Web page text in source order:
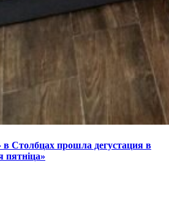
Столбцах прошла дегустация в